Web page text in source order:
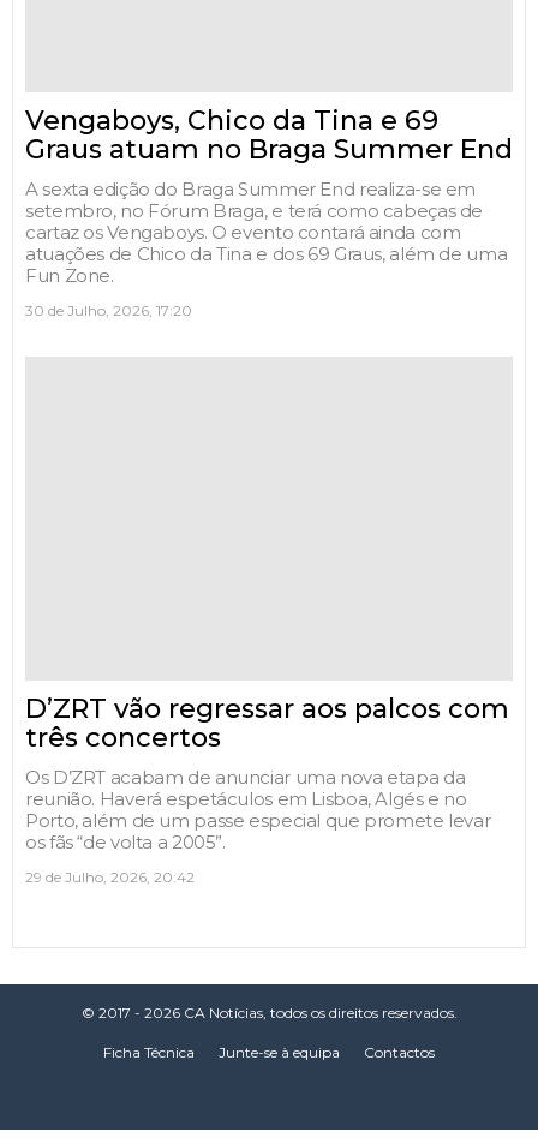
Vengaboys, Chico da Tina e 69
Graus atuam no Braga Summer End
A sexta edição do Braga Summer End realiza-se em
setembro, no Fórum Braga, e terá como cabeças de
cartaz os Vengaboys. O evento contará ainda com
atuações de Chico da Tina e dos 69 Graus, além de uma
Fun Zone.
30 de Julho, 2026, 17:20
D’ZRT vão regressar aos palcos com
três concertos
Os D’ZRT acabam de anunciar uma nova etapa da
reunião. Haverá espetáculos em Lisboa, Algés e no
Porto, além de um passe especial que promete levar
os fãs “de volta a 2005”.
29 de Julho, 2026, 20:42
© 2017 - 2026 CA Notícias, todos os direitos reservados.
Ficha Técnica Junte-se à equipa Contactos